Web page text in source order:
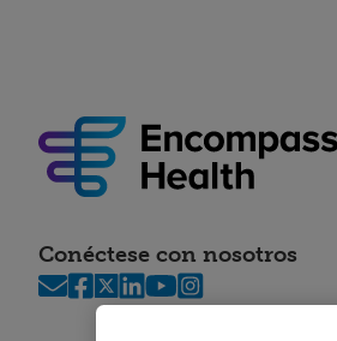
Conéctese con nosotros